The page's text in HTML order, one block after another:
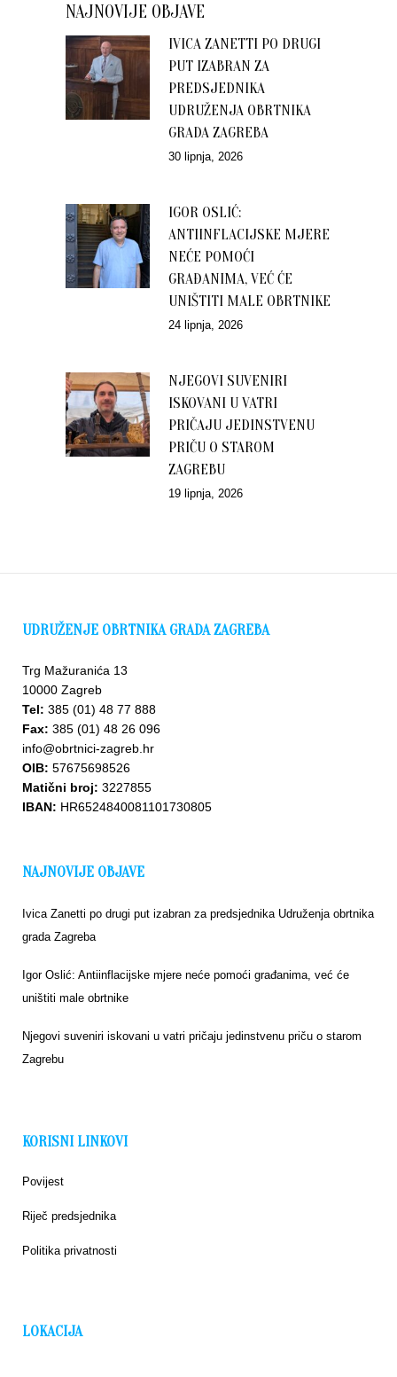
NAJNOVIJE OBJAVE
IVICA ZANETTI PO DRUGI
PUT IZABRAN ZA
PREDSJEDNIKA
UDRUŽENJA OBRTNIKA
GRADA ZAGREBA
30 lipnja, 2026
IGOR OSLIĆ:
ANTIINFLACIJSKE MJERE
NEĆE POMOĆI
GRAĐANIMA, VEĆ ĆE
UNIŠTITI MALE OBRTNIKE
24 lipnja, 2026
NJEGOVI SUVENIRI
ISKOVANI U VATRI
PRIČAJU JEDINSTVENU
PRIČU O STAROM
ZAGREBU
19 lipnja, 2026
UDRUŽENJE OBRTNIKA GRADA ZAGREBA
Trg Mažuranića 13
10000 Zagreb
Tel: 385 (01) 48 77 888
Fax: 385 (01) 48 26 096
info@obrtnici-zagreb.hr
OIB: 57675698526
Matični broj: 3227855
IBAN: HR6524840081101730805
NAJNOVIJE OBJAVE
Ivica Zanetti po drugi put izabran za predsjednika Udruženja obrtnika
grada Zagreba
Igor Oslić: Antiinflacijske mjere neće pomoći građanima, već će
uništiti male obrtnike
Njegovi suveniri iskovani u vatri pričaju jedinstvenu priču o starom
Zagrebu
KORISNI LINKOVI
Povijest
Riječ predsjednika
Politika privatnosti
LOKACIJA